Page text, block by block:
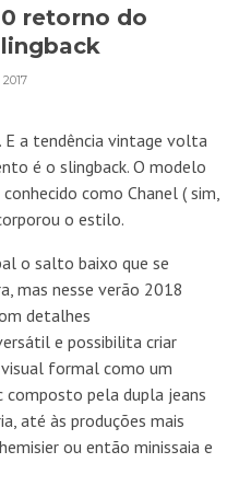
0 retorno do
a tendência vintage volta
é o slingback. O modelo
como Chanel ( sim,
o estilo.
o salto baixo que se
mas nesse verão 2018
detalhes
e possibilita criar
formal como um
composto pela dupla jeans
até às produções mais
ou então minissaia e